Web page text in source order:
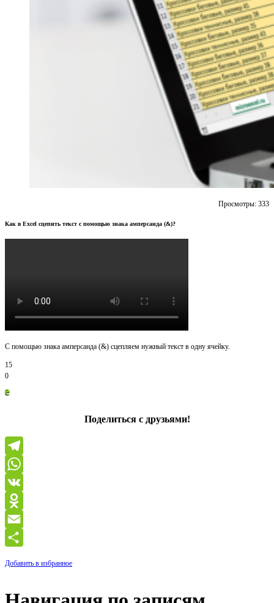
Просмотры: 333
Как в Excel сцепить текст с помощью знака амперсанда (&)?
С помощью знака амперсанда (&) сцепляем нужный текст в одну ячейку.
15
0
Поделиться с друзьями!
Telegram
WhatsApp
VK
Odnoklassniki
Email
Добавить в избранное